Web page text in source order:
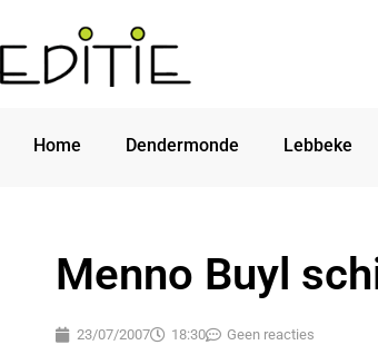
Home Dendermonde Lebbeke
Menno Buyl
23/07/2007 18:30 Geen reacties